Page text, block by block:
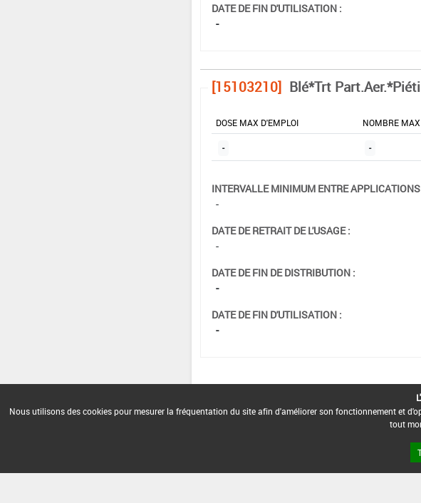
DATE DE FIN D'UTILISATION :
-
[15103210] Blé*Trt
DOSE MAX D'EMPLOI NOMBRE
- -
INTERVALLE MINIMUM ENTRE
-
DATE DE RETRAIT DE L'USAGE :
-
DATE DE FIN DE DISTRIBUTION :
-
DATE DE FIN D'UTILISATION :
-
Nous utilisons des cookies pour mesurer la fréquentation du site afin d'améliorer son fonctionnement et
tout